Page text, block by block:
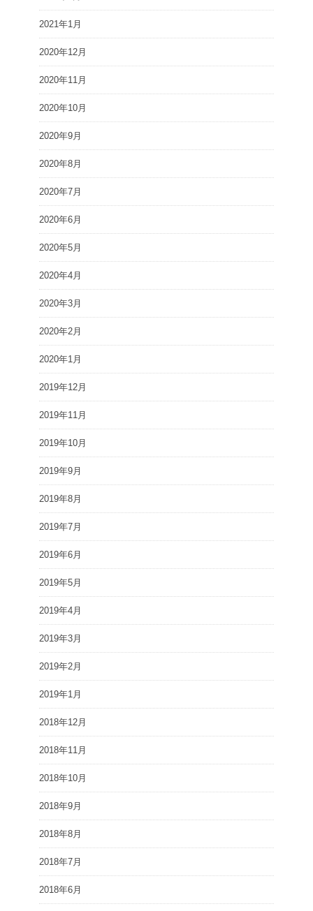
2021年1月
2020年12月
2020年11月
2020年10月
2020年9月
2020年8月
2020年7月
2020年6月
2020年5月
2020年4月
2020年3月
2020年2月
2020年1月
2019年12月
2019年11月
2019年10月
2019年9月
2019年8月
2019年7月
2019年6月
2019年5月
2019年4月
2019年3月
2019年2月
2019年1月
2018年12月
2018年11月
2018年10月
2018年9月
2018年8月
2018年7月
2018年6月